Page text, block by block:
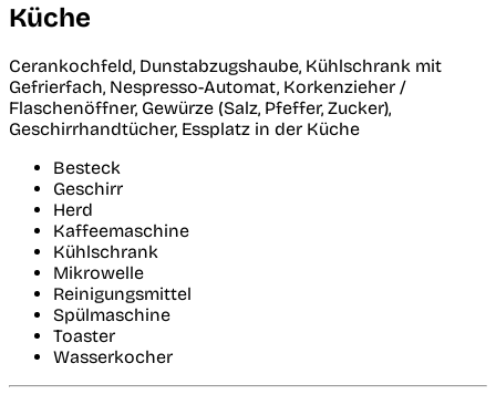
Küche
Cerankochfeld, Dunstabzugshaube, Kühlschrank mit
Gefrierfach, Nespresso-Automat, Korkenzieher /
Flaschenöffner, Gewürze (Salz, Pfeffer, Zucker),
Geschirrhandtücher, Essplatz in der Küche
Besteck
Geschirr
Herd
Kaffeemaschine
Kühlschrank
Mikrowelle
Reinigungsmittel
Spülmaschine
Toaster
Wasserkocher